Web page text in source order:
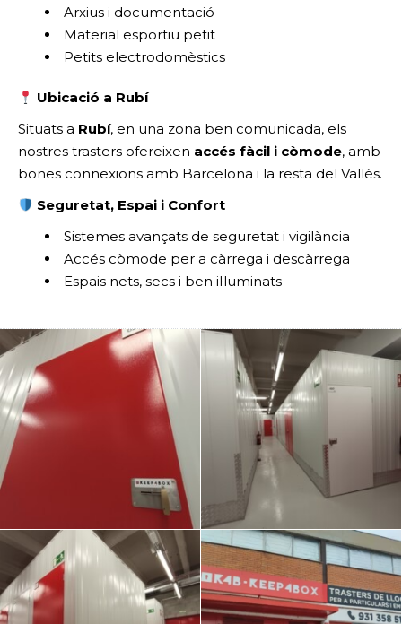
Arxius i documentació
Material esportiu petit
Petits electrodomèstics
Ubicació a Rubí
Situats a Rubí, en una zona ben comunicada, els
nostres trasters ofereixen accés fàcil i còmode, amb
bones connexions amb Barcelona i la resta del Vallès.
Seguretat, Espai i Confort
Sistemes avançats de seguretat i vigilància
Accés còmode per a càrrega i descàrrega
Espais nets, secs i ben il·luminats